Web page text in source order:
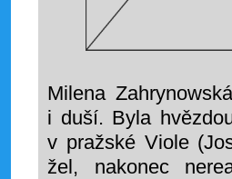
Milena
i duší. Byla
v pražské Viole
žel, nakonec